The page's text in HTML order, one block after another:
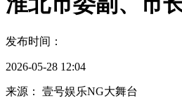
发布时间：
2026-05-28 12:04
来源： 壹号娱乐NG大舞台